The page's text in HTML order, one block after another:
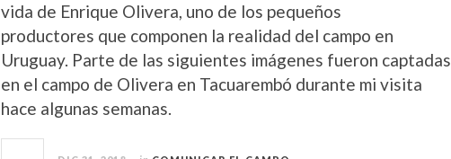
vida de Enrique Olivera, uno de los pequeños
productores que componen la realidad del campo en
Uruguay. Parte de las siguientes imágenes fueron captadas
en el campo de Olivera en Tacuarembó durante mi visita
hace algunas semanas.